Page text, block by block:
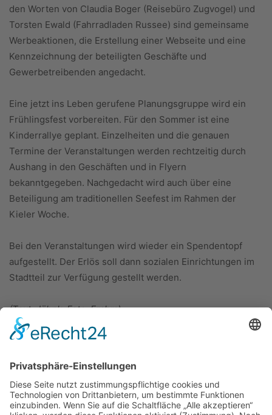
den Worten von Claudia Boger (Reisebüro Zugvogel) und
Torsten Ewald (Fahrradladen Russee) sind gemeinsame
Werbeaktionen, die Erstellung einer Webseite und eine
Kennzeichnung der beteiligten Geschäfte und
Gewerbetreibenden angedacht.
Eine jetzt ins Leben gerufene Planungsgruppe wird ein
Frühlingsfest vorbereiten. Für den Sommer ist eine
Kinderrallye geplant. Einzelheiten und die genauen
Termine der Veranstaltungen werden rechtzeitig durch
Aushang in den Geschäften und in Flyern
bekanntgegeben. Nachgedacht wird auch über eine
Beteiligung am traditionellen Seefest im Rahmen der
Kieler Woche.
Bei den Veranstaltungen wird wieder ein Spendentopf
aufgestellt. Der Erlös soll dann sozialen Einrichtungen im
Stadtteil zur Verfügung gestellt werden.
(Text: Jöhnk; Foto: Frahm)